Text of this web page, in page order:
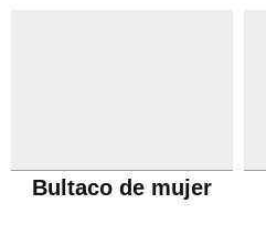
Bultaco de mujer